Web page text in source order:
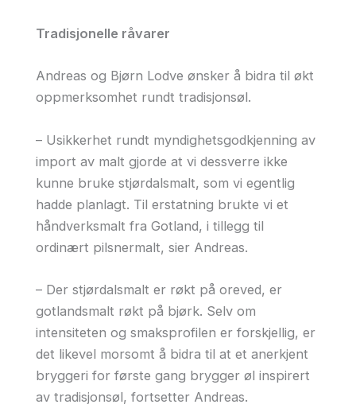
Tradisjonelle råvarer
Andreas og Bjørn Lodve ønsker å bidra til økt
oppmerksomhet rundt tradisjonsøl.
– Usikkerhet rundt myndighetsgodkjenning av
import av malt gjorde at vi dessverre ikke
kunne bruke stjørdalsmalt, som vi egentlig
hadde planlagt. Til erstatning brukte vi et
håndverksmalt fra Gotland, i tillegg til
ordinært pilsnermalt, sier Andreas.
– Der stjørdalsmalt er røkt på oreved, er
gotlandsmalt røkt på bjørk. Selv om
intensiteten og smaksprofilen er forskjellig, er
det likevel morsomt å bidra til at et anerkjent
bryggeri for første gang brygger øl inspirert
av tradisjonsøl, fortsetter Andreas.